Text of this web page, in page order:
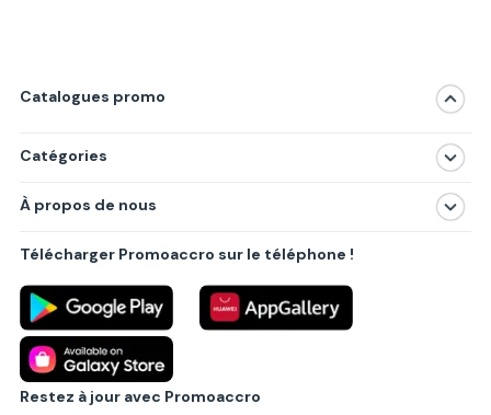
Catalogues promo
Catégories
Produits
Villes principales
À propos de nous
Politique de confidentialité
Règlements
Partenariat B2B
Blog
Contact
Télécharger Promoaccro sur le téléphone !
Restez à jour avec Promoaccro